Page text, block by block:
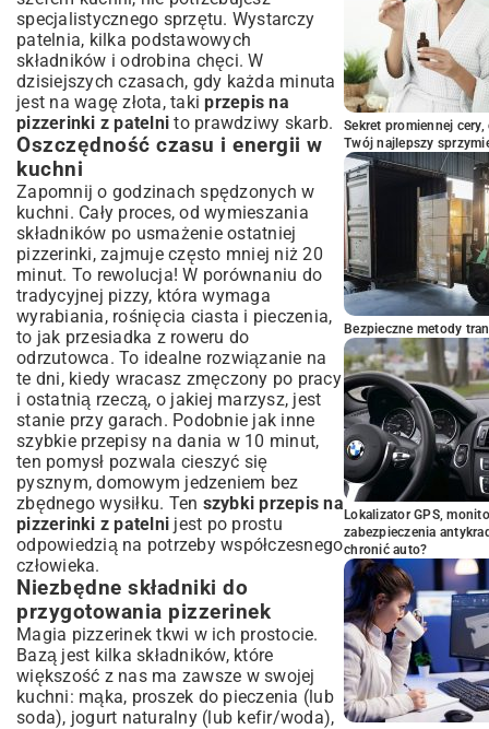
specjalistycznego sprzętu. Wystarczy
patelnia, kilka podstawowych
składników i odrobina chęci. W
dzisiejszych czasach, gdy każda minuta
jest na wagę złota, takiprzepis na
pizzerinki z patelni to prawdziwy skarb.
Oszczędność czasu i energii w
kuchni
Zapomnij o godzinach spędzonych w
kuchni. Cały proces, od wymieszania
składników po usmażenie ostatniej
pizzerinki, zajmuje często mniej niż 20
minut. To rewolucja! W porównaniu do
tradycyjnej pizzy, która wymaga
wyrabiania, rośnięcia ciasta i pieczenia,
to jak przesiadka z roweru do
odrzutowca. To idealne rozwiązanie na
te dni, kiedy wracasz zmęczony po pracy
i ostatnią rzeczą, o jakiej marzysz, jest
stanie przy garach. Podobnie jak inne
szybkie przepisy na dania w 10 minut,
ten pomysł pozwala cieszyć się
pysznym, domowym jedzeniem bez
zbędnego wysiłku. Ten szybki przepis na
pizzerinki z patelni jest po prostu
odpowiedzią na potrzeby współczesnego
człowieka.
Niezbędne składniki do
przygotowania pizzerinek
Magia pizzerinek tkwi w ich prostocie.
Bazą jest kilka składników, które
większość z nas ma zawsze w swojej
kuchni: mąka, proszek do pieczenia (lub
soda), jogurt naturalny (lub kefir/woda),
Sekret promiennej
Twój najlepszy
Bezpieczne metody
Lokalizator GPS,
zabezpieczenia
chronić auto?